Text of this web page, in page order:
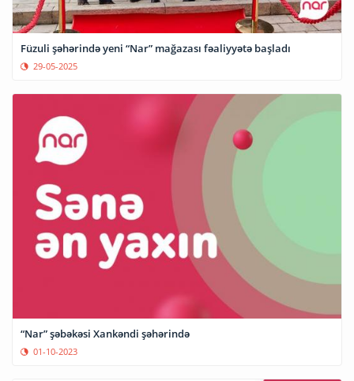
Füzuli şəhərində yeni “Nar” mağazası fəaliyyətə başladı
29-05-2025
“Nar” şəbəkəsi Xankəndi şəhərində
01-10-2023